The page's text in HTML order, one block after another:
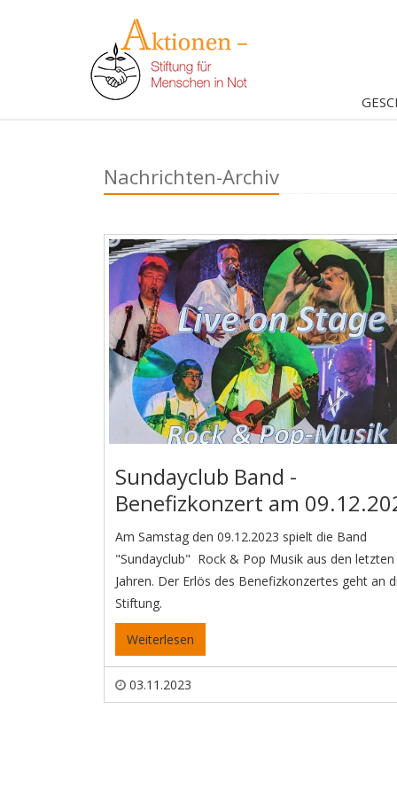
Nachrichten-Archiv
Sundayclub Band -
Benefizkonzert am
Am Samstag den 09.12.2023 spielt die Band
"Sundayclub" Rock & Pop Musik aus den letzten
Jahren. Der Erlös des Benefizkonzertes geht an
Stiftung.
Weiterlesen
03.11.2023